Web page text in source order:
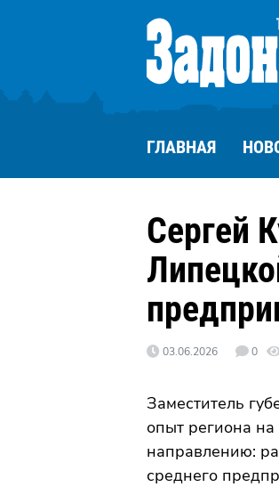
ГЛАВНАЯ
Сергей
03.06.2026 0
Заместитель
опыт региона
направлению:
среднего